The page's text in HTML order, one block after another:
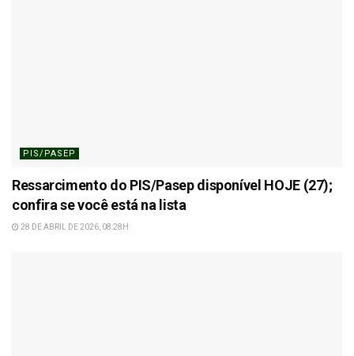
PIS/PASEP
Ressarcimento do PIS/Pasep disponível HOJE (27);
confira se você está na lista
28 DE ABRIL DE 2026, 08:28H